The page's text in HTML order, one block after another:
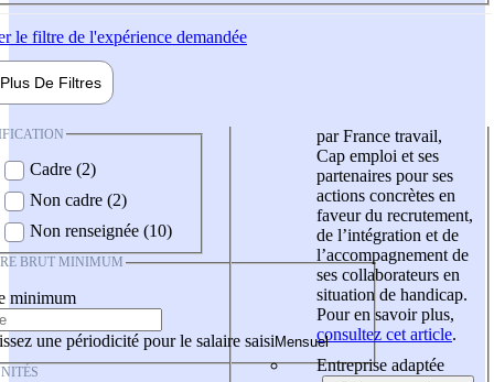
le filtre de l'expérience demandée
Plus De Filtres
Cadre (2)
Non cadre (2)
Non renseignée (10)
BRUT MINIMUM
minimum
une périodicité pour le salaire saisi
par France travail,
Cap emploi et ses
partenaires pour ses
actions concrètes en
faveur du recrutement,
de l’intégration et de
l’accompagnement de
ses collaborateurs en
situation de handicap.
Pour en savoir plus,
consultez cet article.
Entreprise adaptée